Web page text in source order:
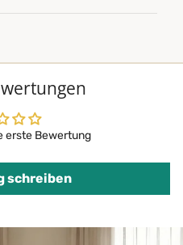
erste Bewertung
schreiben